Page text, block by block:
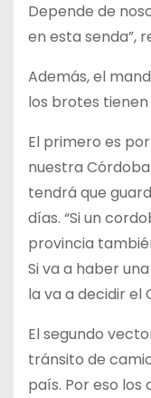
Depende de
en esta senda”,
Además, el
los brotes
El primero es
nuestra
tendrá que
días. “Si un
provincia
Si va a haber
la va a decidir el
El segundo
tránsito de
país. Por eso